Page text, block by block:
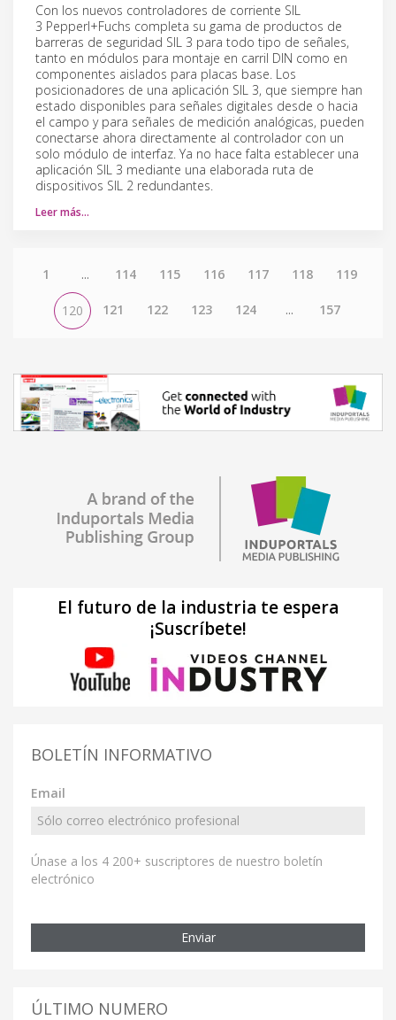
Con los nuevos controladores de corriente SIL
3 Pepperl+Fuchs completa su gama de productos de
barreras de seguridad SIL 3 para todo tipo de señales,
tanto en módulos para montaje en carril DIN como en
componentes aislados para placas base. Los
posicionadores de una aplicación SIL 3, que siempre han
estado disponibles para señales digitales desde o hacia
el campo y para señales de medición analógicas, pueden
conectarse ahora directamente al controlador con un
solo módulo de interfaz. Ya no hace falta establecer una
aplicación SIL 3 mediante una elaborada ruta de
dispositivos SIL 2 redundantes.
Leer más…
1 ... 114 115 116 117 118 119
120 121 122 123 124 ... 157
El futuro de la industria te espera
¡Suscríbete!
BOLETÍN INFORMATIVO
Email
Únase a los 4 200+ suscriptores de nuestro boletín
electrónico
Enviar
ÚLTIMO NUMERO